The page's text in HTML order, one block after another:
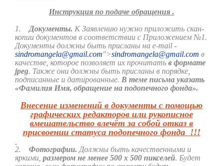
Инструкция по подаче обращения .
1. Документы. К Заявлению нужно приложить скан-
копии документов в соответствии с Приложением №1.
Документы должны быть присланы на e-mail -
sindromangela@gmail.com">sindromangela@gmail.com в
качестве, которое позволяет их прочитать в формате
jpeg. Также они должны быть присланы в порядке,
подписанные и датированные. В теме письма указать
«Фамилия Имя, обращение на подопечного фонда».
Внесение изменений в документы с помощью
графических редакторов или рукописное
вмешательство влечёт за собой отказ в
присвоении статуса подопечного фонда !!!
2. Фотографии. Должны быть качественными и
яркими, размером не менее 500 х 500 пикселей. Будет